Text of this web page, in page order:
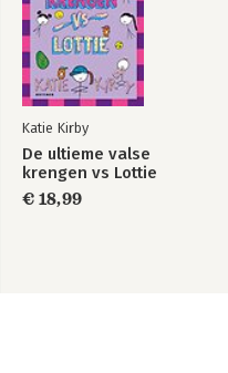
Katie Kirby
De ultieme valse
krengen vs Lottie
€ 18,99